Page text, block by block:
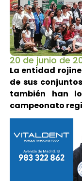
20 de junio de
La entidad
de sus
también han
campeonato